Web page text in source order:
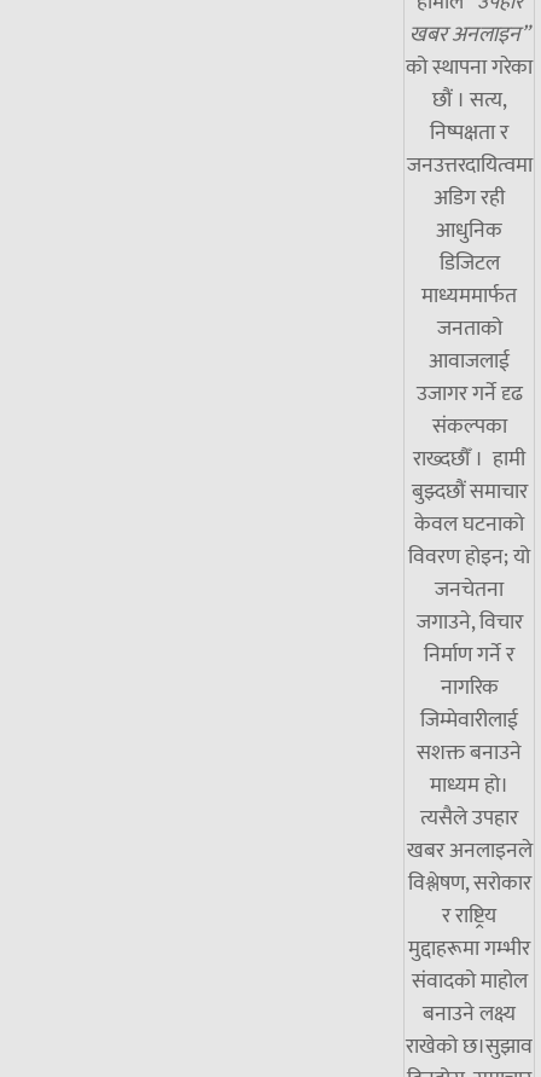
खबर अनलाइन”
को स्थापना गरेका
छौं । सत्य,
निष्पक्षता र
जनउत्तरदायित्वमा
अडिग रही
आधुनिक
डिजिटल
माध्यममार्फत
जनताको
आवाजलाई
उजागर गर्ने दृढ
संकल्पका
राख्दछौँ । हामी
बुझ्दछौं समाचार
केवल घटनाको
विवरण होइन; यो
जनचेतना
जगाउने, विचार
निर्माण गर्ने र
नागरिक
जिम्मेवारीलाई
सशक्त बनाउने
माध्यम हो।
त्यसैले उपहार
खबर अनलाइनले
विश्लेषण, सरोकार
र राष्ट्रिय
मुद्दाहरूमा गम्भीर
संवादको माहोल
बनाउने लक्ष्य
राखेको छ।सुझाव